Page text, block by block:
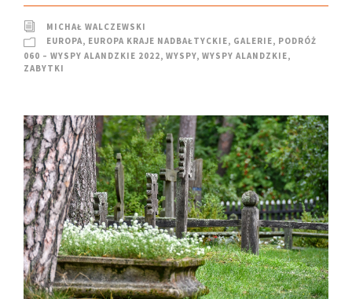
MICHAŁ WALCZEWSKI
EUROPA, EUROPA KRAJE NADBAŁTYCKIE, GALERIE, PODRÓŻ
060 – WYSPY ALANDZKIE 2022, WYSPY, WYSPY ALANDZKIE,
ZABYTKI